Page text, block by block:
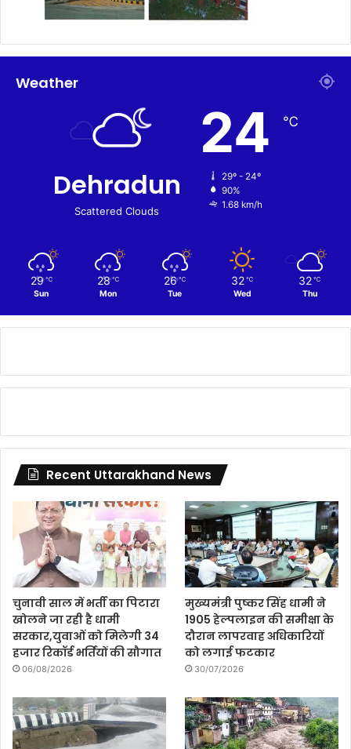
Weather
Dehradun
Scattered Clouds
24 ℃
29º - 24º
90%
1.68 km/h
29 ℃
Sun
28 ℃
Mon
26 ℃
Tue
32 ℃
Wed
32 ℃
Thu
Recent Uttarakhand News
चुनावी साल में भर्ती का पिटारा
खोलने जा रही है धामी
सरकार,युवाओं को मिलेगी 34
हजार रिकॉर्ड भर्तियों की सौगात
06/08/2026
मुख्यमंत्री पुष्कर सिंह धामी ने
1905 हेल्पलाइन की समीक्षा के
दौरान लापरवाह अधिकारियों
को लगाई फटकार
30/07/2026